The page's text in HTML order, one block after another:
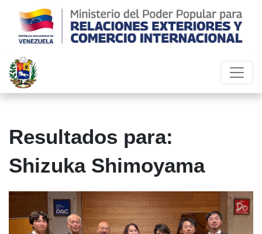
Resultados para:
Shizuka Shimoyama